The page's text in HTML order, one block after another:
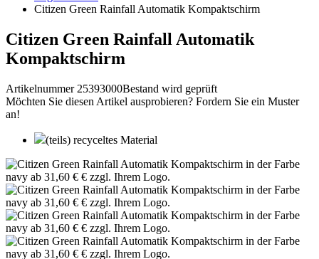
Citizen Green Rainfall Automatik Kompaktschirm
Citizen Green Rainfall Automatik
Kompaktschirm
Artikelnummer 25393000Bestand wird geprüft
Möchten Sie diesen Artikel ausprobieren? Fordern Sie ein Muster
an!
(teils) recyceltes Material